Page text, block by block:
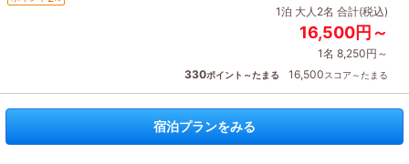
1泊 大人2名 合計(税込)
16,500円～
1名 8,250円～
330ポイント～たまる 16,500スコア～たまる
宿泊プランをみる